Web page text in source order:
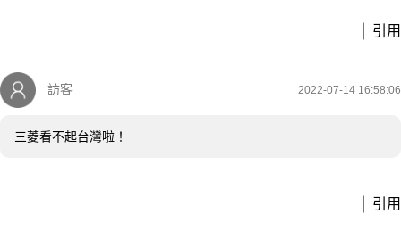
引用
訪客 2022-07-14 16:58:06
三菱看不起台灣啦！
引用